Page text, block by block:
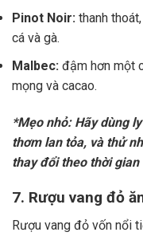
Pinot Noir: thanh
cá và gà.
Malbec: đậm hơn một
mọng và cacao.
*Mẹo nhỏ: Hãy dùng
thơm lan tỏa, và thử
thay đổi theo thời gian
7. Rượu vang đỏ
Rượu vang đỏ vốn nổi